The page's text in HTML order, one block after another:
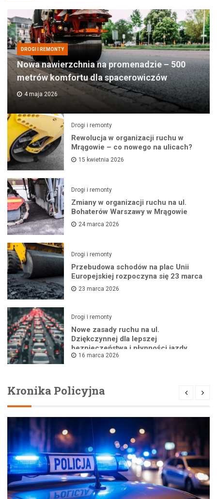
DROGI I REMONTY
Nowa nawierzchnia na promenadzie – 500
metrów komfortu dla spacerowiczów
4 maja 2026
Drogi i remonty
Rewolucja w organizacji ruchu w
Mrągowie – co nowego na ulicach?
15 kwietnia 2026
Drogi i remonty
Zmiany w organizacji ruchu na ul.
Bohaterów Warszawy w Mrągowie
24 marca 2026
Drogi i remonty
Przebudowa schodów na plac Unii
Europejskiej rozpoczyna się 23 marca
23 marca 2026
Drogi i remonty
Nowe zasady ruchu na ul.
Dziękczynnej dla lepszej
bezpieczeństwa i płynności jazdy
16 marca 2026
Kronika Policyjna